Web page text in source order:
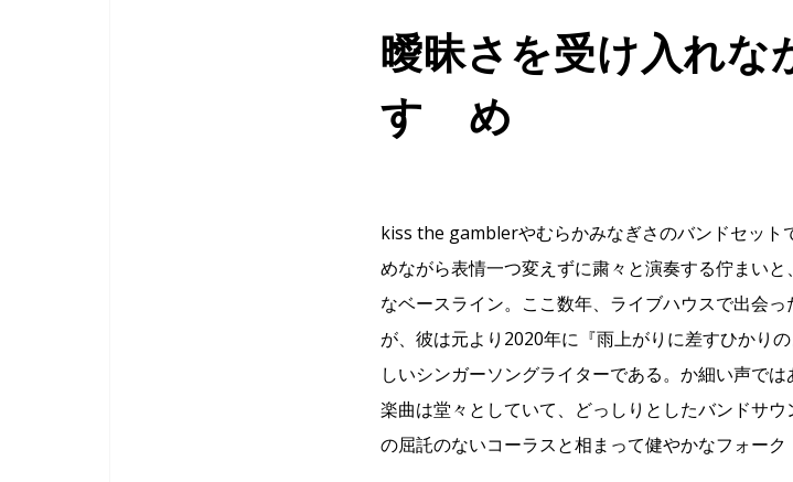
曖昧さを受け入れな
すゝめ
kiss the gamblerやむらかみなぎさのバンドセット
めながら表情一つ変えずに粛々と演奏する佇まい
なベースライン。ここ数年、ライブハウスで出会
が、彼は元より2020年に『雨上がりに差すひかり
しいシンガーソングライターである。か細い声で
楽曲は堂々としていて、どっしりとしたバンドサ
の屈託のないコーラスと相まって健やかなフォーク